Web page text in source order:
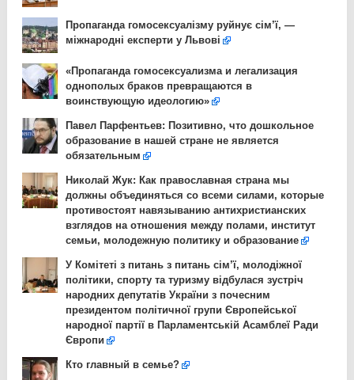
Пропаганда гомосексуалізму руйнує сім’ї, —
міжнародні експерти у Львові
«Пропаганда гомосексуализма и легализация
однополых браков превращаются в
воинствующую идеологию»
Павел Парфентьев: Позитивно, что дошкольное
образование в нашей стране не является
обязательным
Николай Жук: Как православная страна мы
должны объединяться со всеми силами, которые
противостоят навязыванию антихристианских
взглядов на отношения между полами, институт
семьи, молодежную политику и образование
У Комітеті з питань з питань сім’ї, молодіжної
політики, спорту та туризму відбулася зустріч
народних депутатів України з почесним
президентом політичної групи Європейської
народної партії в Парламентській Асамблеї Ради
Європи
Кто главный в семье?